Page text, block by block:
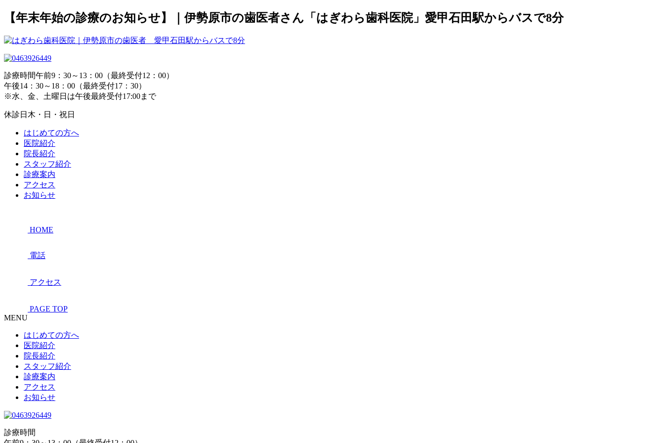
【年末年始の診療のお知らせ】｜伊勢原市の歯医者さん「はぎわら歯科医院」愛甲石田駅からバスで8分
診療時間午前9：30～13：00（最終受付12：00）
午後14：30～18：00（最終受付17：30）
※水、金、土曜日は午後最終受付17:00まで
休診日 木・日・祝日
はじめての方へ
医院紹介
院長紹介
スタッフ紹介
診療案内
アクセス
お知らせ
HOME
電話
アクセス
PAGE TOP
MENU
はじめての方へ
医院紹介
院長紹介
スタッフ紹介
診療案内
アクセス
お知らせ
診療時間